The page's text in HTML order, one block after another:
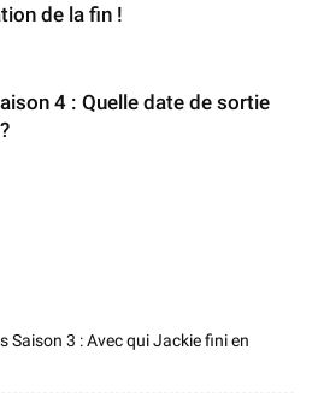
de la fin !
4 : Quelle date de sortie
Saison 3 : Avec qui Jackie fini en